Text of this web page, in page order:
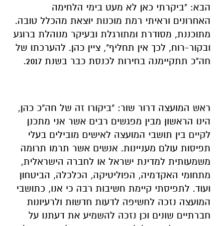
הבא: "ביקרתי כאן לא מעט בימי הלחימה
האחרונים וראיתי רמת מוכנות יוצאת מהכלל טובה.
מתוכננת, מסודרת ומתורגלת ובעיקר מנוהלת ברוגע
ובקור-רוח, לכך אין תחליף", ציין כהן. להערכתו של
חה"כ תתקיימנה בחירות לכנסת כבר בשנת 2017.
ראש המועצה דרור שור: "ביקורו זה של חה"כ כהן,
הינו הראשון מבין מפגשים רבים אשר אני מתכנן
לקיים בין תושבי המועצה לאישים מובילים בעלי
תפיסות עולם מעניינות. אנשים אשר תרמו תרומה
משמעותית למדינת ישראל או לחברה הישראלית,
מתחומי האקדמיה, הפוליטיקה, הכלכלה, הביטחון
ועוד. לתפיסתי קיימת חשיבות רבה כי אנו, כתושבי
המועצה נזכה לחשיפה לדעות חדשות ולרעיונות
חברתיים שונים וכן נזכה להשמיע את דעתנו על